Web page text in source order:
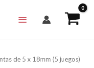
de 5 x 18mm (5 juegos)